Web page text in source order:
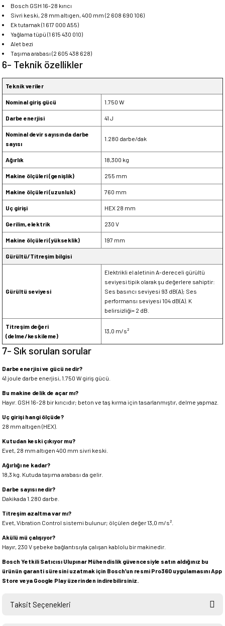
Bosch GSH 16-28 kırıcı
Sivri keski, 28 mm altıgen, 400 mm (2 608 690 106)
Ek tutamak (1 617 000 A55)
Yağlama tüpü (1 615 430 010)
Alet bezi
Taşıma arabası (2 605 438 628)
6- Teknik özellikler
Teknik veriler
Nominal giriş gücü 1.750 W
Darbe enerjisi 41 J
Nominal devir sayısında darbe
sayısı
1.280 darbe/dak
Ağırlık 18,300 kg
Makine ölçüleri (genişlik) 255 mm
Makine ölçüleri (uzunluk) 760 mm
Uç girişi HEX 28 mm
Gerilim, elektrik 230 V
Makine ölçüleri (yükseklik) 197 mm
Gürültü/Titreşim bilgisi
Gürültü seviyesi
Elektrikli el aletinin A-dereceli gürültü
seviyesi tipik olarak şu değerlere sahiptir:
Ses basıncı seviyesi 93 dB(A); Ses
performansı seviyesi 104 dB(A). K
belirsizliği= 2 dB.
Titreşim değeri
(delme/keskileme)
13,0 m/s²
7- Sık sorulan sorular
Darbe enerjisi ve gücü nedir?
41 joule darbe enerjisi, 1.750 W giriş gücü.
Bu makine delik de açar mı?
Hayır. GSH 16-28 bir kırıcıdır; beton ve taş kırma için tasarlanmıştır, delme yapmaz.
Uç girişi hangi ölçüde?
28 mm altıgen (HEX).
Kutudan keski çıkıyor mu?
Evet, 28 mm altıgen 400 mm sivri keski.
Ağırlığı ne kadar?
18,3 kg. Kutuda taşıma arabası da gelir.
Darbe sayısı nedir?
Dakikada 1.280 darbe.
Titreşim azaltma var mı?
Evet, Vibration Control sistemi bulunur; ölçülen değer 13,0 m/s².
Akülü mü çalışıyor?
Hayır, 230 V şebeke bağlantısıyla çalışan kablolu bir makinedir.
Bosch Yetkili Satıcısı Ulupınar Mühendislik güvencesiyle satın aldığınız bu
ürünün garanti süresini uzatmak için Bosch’un resmi Pro360 uygulamasını App
Store veya Google Play üzerinden indirebilirsiniz.
Taksit Seçenekleri